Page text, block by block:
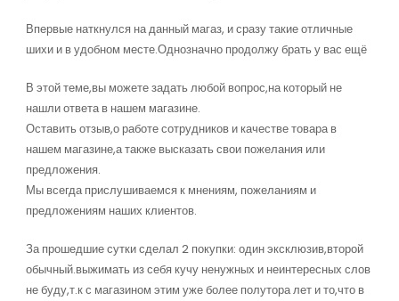
Впервые наткнулся на данный магаз, и сразу такие отличные
шихи и в удобном месте.Однозначно продолжу брать у вас ещё
В этой теме,вы можете задать любой вопрос,на который не
нашли ответа в нашем магазине.
Оставить отзыв,о работе сотрудников и качестве товара в
нашем магазине,а также высказать свои пожелания или
предложения.
Мы всегда прислушиваемся к мнениям, пожеланиям и
предложениям наших клиентов.
За прошедшие сутки сделал 2 покупки: один эксклюзив,второй
обычный.выжимать из себя кучу ненужных и неинтересных слов
не буду,т.к с магазином этим уже более полутора лет и то,что в